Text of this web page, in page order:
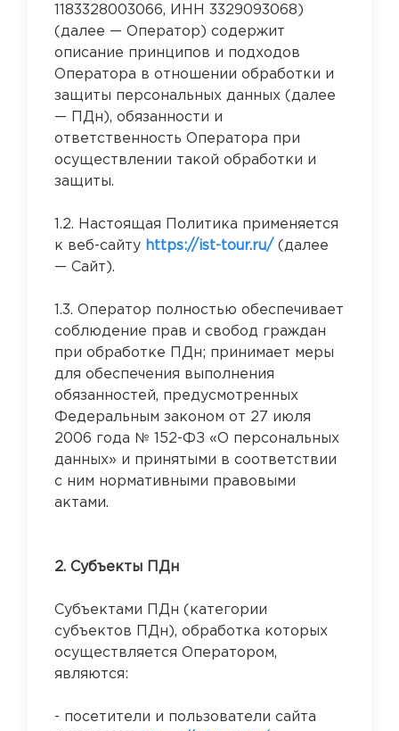
1183328003066, ИНН 3329093068)
(далее — Оператор) содержит
описание принципов и подходов
Оператора в отношении обработки и
защиты персональных данных (далее
— ПДн), обязанности и
ответственность Оператора при
осуществлении такой обработки и
защиты.
1.2. Настоящая Политика применяется
к веб-сайту https://ist-tour.ru/ (далее
— Сайт).
1.3. Оператор полностью обеспечивает
соблюдение прав и свобод граждан
при обработке ПДн; принимает меры
для обеспечения выполнения
обязанностей, предусмотренных
Федеральным законом от 27 июля
2006 года № 152-ФЗ «О персональных
данных» и принятыми в соответствии
с ним нормативными правовыми
актами.
2. Субъекты ПДн
Субъектами ПДн (категории
субъектов ПДн), обработка которых
осуществляется Оператором,
являются:
- посетители и пользователи сайта